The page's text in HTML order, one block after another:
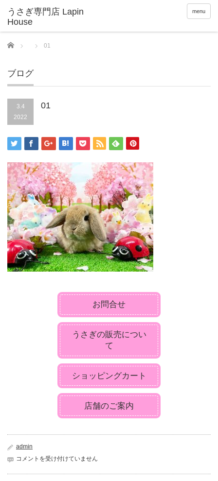
menu
Home 01
ブログ
3.4
2022
01
お問合せ
うさぎの販売につい
て
ショッピングカート
店舗のご案内
admin
01
コメントを受け付けていません